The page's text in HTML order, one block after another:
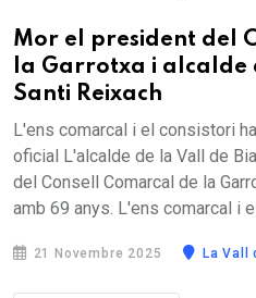
Mor el president del
la Garrotxa i alcalde
Santi Reixach
L'ens comarcal i el consistori
oficial L'alcalde de la Vall de
del Consell Comarcal de la
amb 69 anys. L'ens comarcal i
21 Novembre 2025 La Vall